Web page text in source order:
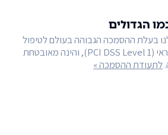
הגדולים
בעלת ההסמכה הגבוהה בעולם לטיפול
בכרטיסי אשראי (PCI DSS Level 1), והינה מאובטחת
לתעודת ההסמכה »